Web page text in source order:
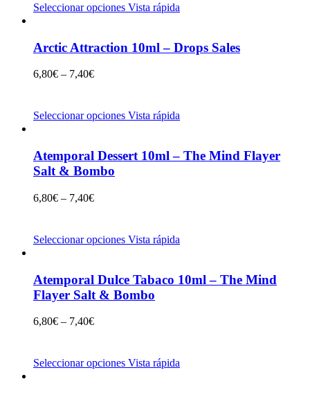
Seleccionar opciones Vista rápida
Arctic Attraction 10ml – Drops Sales
6,80€ – 7,40€
Seleccionar opciones Vista rápida
Atemporal Dessert 10ml – The Mind Flayer
Salt & Bombo
6,80€ – 7,40€
Seleccionar opciones Vista rápida
Atemporal Dulce Tabaco 10ml – The Mind
Flayer Salt & Bombo
6,80€ – 7,40€
Seleccionar opciones Vista rápida